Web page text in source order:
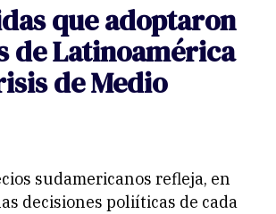
que adoptaron
de Latinoamérica
de Medio
sudamericanos refleja, en
decisiones poliíticas de cada